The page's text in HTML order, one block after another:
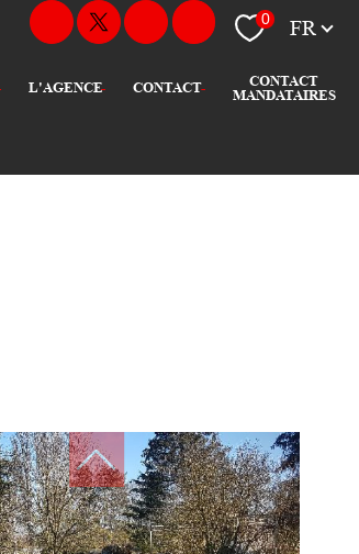
0 FR
L'AGENCE CONTACT
CONTACT
MANDATAIRES